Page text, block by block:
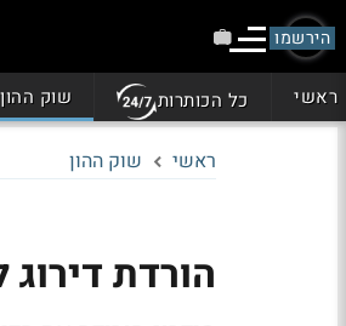
הירשמו
ראשי כל הכותרות שוק ההון
ראשי שוק ההון
הורדת